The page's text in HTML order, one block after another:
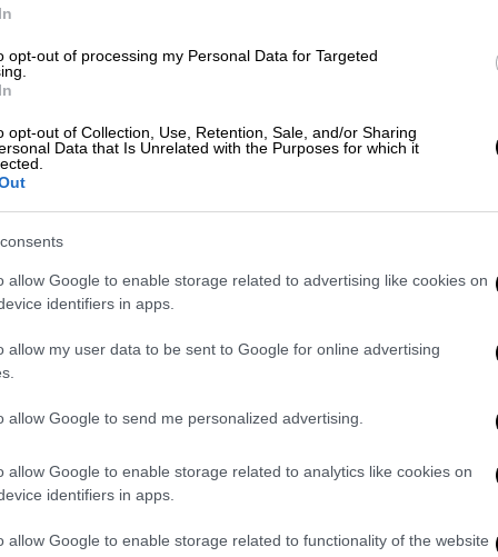
opt-out of processing my Personal Data for Targeted
opt-out of Collection, Use, Retention, Sale, and/or Sharing
Data that Is Unrelated with the Purposes for which it
allow Google to enable storage related to advertising like cookies on
identifiers in apps.
allow my user data to be sent to Google for online advertising
allow Google to send me personalized advertising.
allow Google to enable storage related to analytics like cookies on
identifiers in apps.
allow Google to enable storage related to functionality of the website
το πυρηνικό πρόγραμμά
τοποθεσίες — όπως στην
Ισφαχάν
βήματα του Ισραήλ, γράφει το
Ισπαχάν, γίνεται ημετατροπή του
οι οποίοι με τη σειρά τους
είτε για πυρηνική ενέργεια
μετατροπής νέων ποσοτήτων
να παράγει επιπλέον εμπλουτισμένο
ο κύκλος σταματά να λειτουργεί»,
μηχανικός που είχε ηγηθεί
Λιβύη. «Το αρχικό στάδιο του
πυρηνικές δυνατότητες
δήλωσε η Σουζάν Μαλόνεϊ, αντιπρόεδρος